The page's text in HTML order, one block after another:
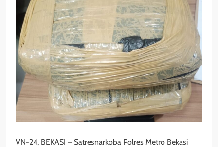
VN-24, BEKASI – Satresnarkoba Polres Metro Bekasi